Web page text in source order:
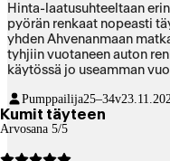
Hinta-laatusuhteeltaan
pyörän renkaat nopeasti
yhden Ahvenanmaan
tyhjiin vuotaneen auton
käytössä jo useamman
pumppauskahva.
(huoltamojen
Ainoa ärsyttävä
Pumppailija25–34v
Kumit täyteen
Arvosana 5/5